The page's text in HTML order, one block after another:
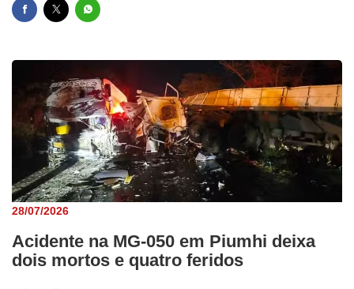
28/07/2026
Acidente na MG-050 em Piumhi deixa
dois mortos e quatro feridos